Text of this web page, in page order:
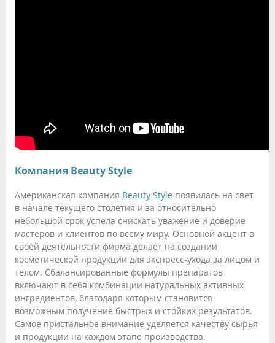
Компания Beauty Style
Американская компания Beauty Style появилась на свет
в начале текущего столетия и за относительно
небольшой срок успела снискать уважение и доверие
мастеров и клиентов по всему миру. Основной акцент в
своей деятельности фирма делает на создании
косметической продукции для экспресс-ухода за лицом и
телом. Сбалансированные формулы препаратов
включают в себя комбинации натуральных активных
ингредиентов, благодаря которым становится
возможным получение быстрых и стойких результатов.
Самое пристальное внимание уделяется качеству сырья
и продукции на каждом этапе производства.